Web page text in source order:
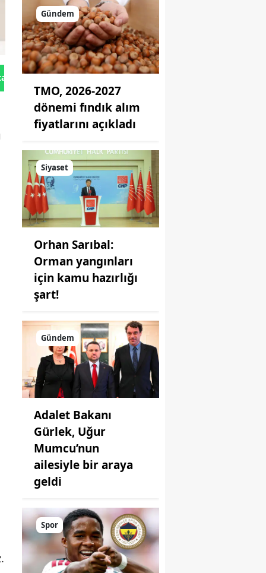
Gönder
Gündem
TMO, 2026-2027
dönemi fındık alım
fiyatlarını açıkladı
Siyaset
Orhan Sarıbal:
Orman yangınları
için kamu hazırlığı
şart!
Gündem
Adalet Bakanı
Gürlek, Uğur
Mumcu’nun
ailesiyle bir araya
geldi
Spor